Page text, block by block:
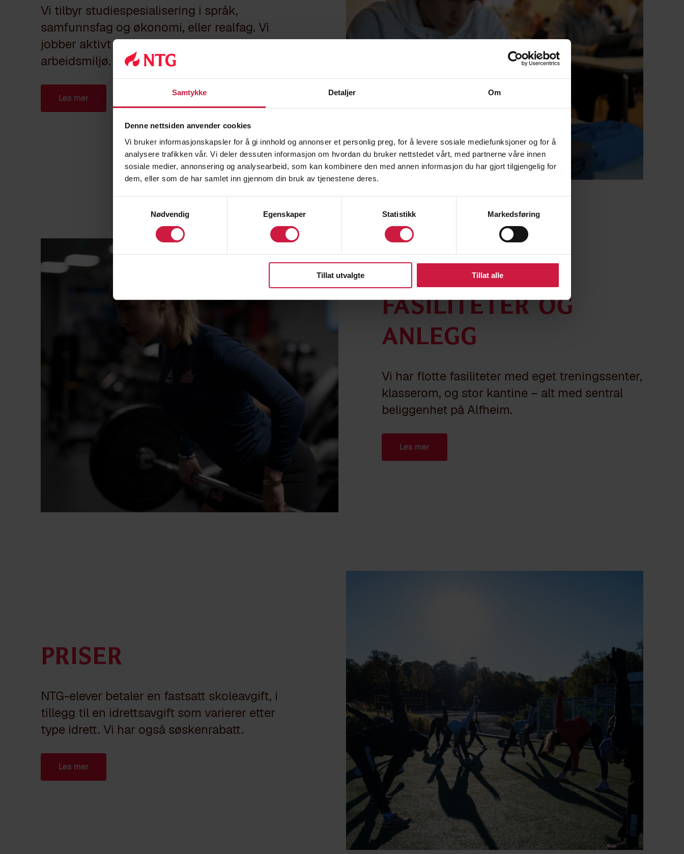
Samtykke Detaljer Om
Denne nettsiden anvender cookies
Vi bruker informasjonskapsler for å gi innhold og annonser et personlig preg, for å levere sosiale mediefunksjoner og for å
analysere trafikken vår. Vi deler dessuten informasjon om hvordan du bruker nettstedet vårt, med partnerne våre innen
sosiale medier, annonsering og analysearbeid, som kan kombinere den med annen informasjon du har gjort tilgjengelig for
dem, eller som de har samlet inn gjennom din bruk av tjenestene deres.
Nødvendig
Egenskaper Statistikk Markedsføring
Tillat utvalgte Tillat alle
Vi tilbyr studiespesialisering i språk,
samfunnsfag og økonomi, eller realfag. Vi
jobber aktivt for å sikre et godt psykososialt
arbeidsmiljø.
Les mer
Fasiliteter og
anlegg
Vi har flotte fasiliteter med eget treningssenter,
klasserom, og stor kantine – alt med sentral
beliggenhet på Alfheim.
Les mer
Priser
NTG-elever betaler en fastsatt skoleavgift, i
tillegg til en idrettsavgift som varierer etter
type idrett. Vi har også søskenrabatt.
Les mer